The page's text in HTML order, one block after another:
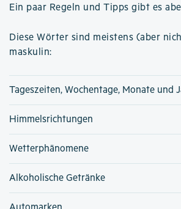
Ein paar Regeln und Tipps gibt es
Diese Wörter sind meistens (aber
maskulin:
Tageszeiten, Wochentage, Monate und
Himmelsrichtungen
Wetterphänomene
Alkoholische Getränke